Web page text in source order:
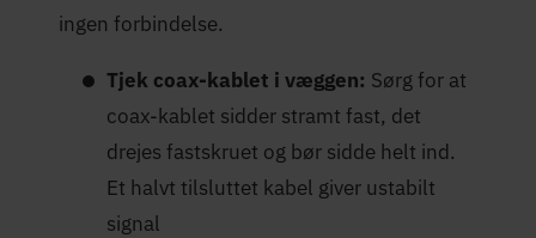
ingen forbindelse.
Tjek coax-kablet i væggen: Sørg for at
coax-kablet sidder stramt fast, det
drejes fastskruet og bør sidde helt ind.
Et halvt tilsluttet kabel giver ustabilt
signal